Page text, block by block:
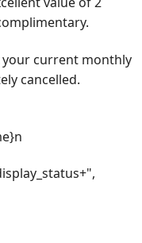
current monthly
cancelled.